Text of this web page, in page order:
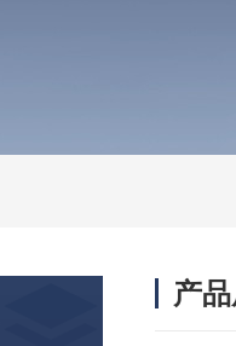
产